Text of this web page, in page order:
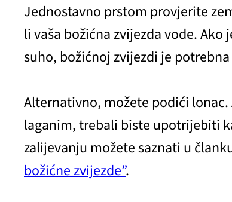
Jednostavno prstom provjerite
li vaša božićna zvijezda vode.
suho, božićnoj zvijezdi je
Alternativno, možete podići
laganim, trebali biste upotrijebiti
zalijevanju možete saznati u
božićne zvijezde”.